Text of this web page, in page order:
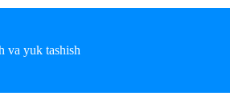
va yuk tashish